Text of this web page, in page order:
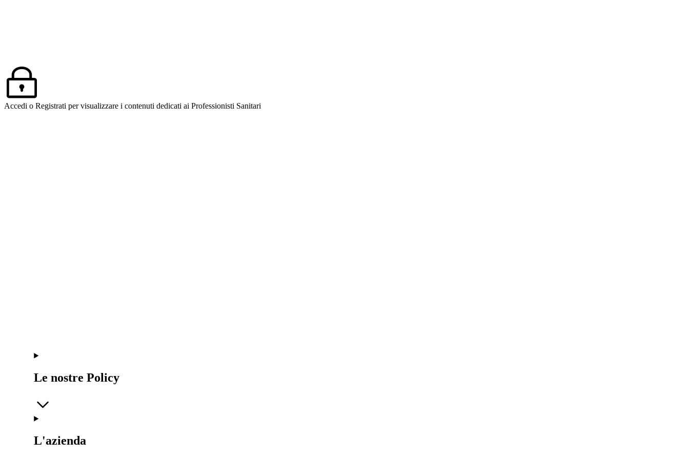
Accedi o Registrati per visualizzare i contenuti dedicati ai Professionisti Sanitari
Le nostre Policy
L'azienda